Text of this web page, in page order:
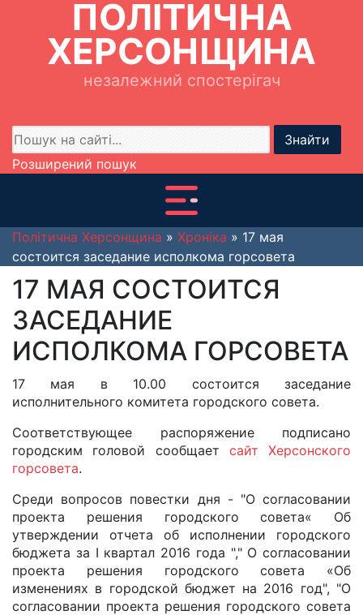
ПОЛІТИЧНА
ХЕРСОНЩИНА
незалежний спостерігач
Знайти
Розширений пошук
Політична Херсонщина » Хроніка » 17 мая
состоится заседание исполкома горсовета
17 МАЯ СОСТОИТСЯ
ЗАСЕДАНИЕ
ИСПОЛКОМА ГОРСОВЕТА
17 мая в 10.00 состоится заседание
исполнительного комитета городского совета.
Соответствующее распоряжение подписано
городским головой сообщает сайт Херсонского
горсовета.
Среди вопросов повестки дня - "О согласовании
проекта решения городского совета« Об
утверждении отчета об исполнении городского
бюджета за I квартал 2016 года "," О согласовании
проекта решения городского совета «Об
изменениях в городской бюджет на 2016 год", "О
согласовании проекта решения городского совета